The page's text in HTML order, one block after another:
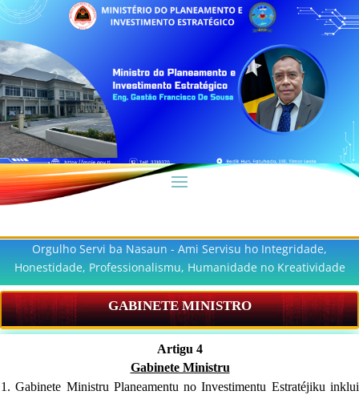
Orgulho Servi ba Nasaun - Ami Servisu ho Integridade,
Honestidade, Professionalismu, Humanidade no Kreatividade
GABINETE MINISTRO
Artigu 4
Gabinete Ministru
Gabinete Ministru Planeamentu no Investimentu Estratéjiku inklui